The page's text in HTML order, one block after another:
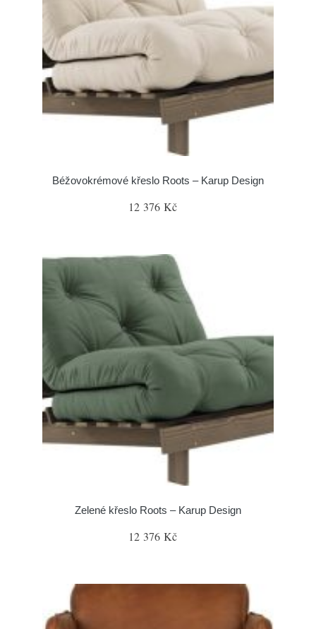
Béžovokrémové křeslo Roots – Karup Design
12 376 Kč
Zelené křeslo Roots – Karup Design
12 376 Kč